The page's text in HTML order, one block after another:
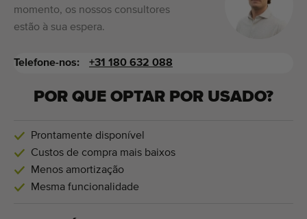
momento, os nossos consultores
estão à sua espera.
Telefone-nos: +31 180 632 088
POR QUE OPTAR POR USADO?
Prontamente disponível
Custos de compra mais baixos
Menos amortização
Mesma funcionalidade